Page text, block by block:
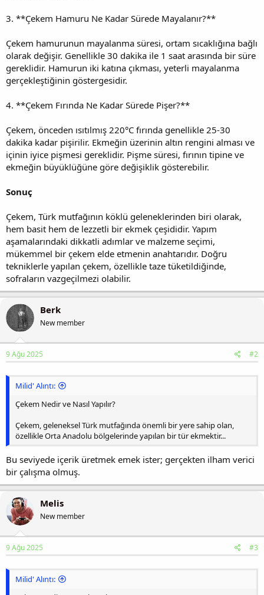
3. **Çekem Hamuru Ne Kadar Sürede Mayalanır?**
Çekem hamurunun mayalanma süresi, ortam sıcaklığına bağlı
olarak değişir. Genellikle 30 dakika ile 1 saat arasında bir süre
gereklidir. Hamurun iki katına çıkması, yeterli mayalanma
gerçekleştiğinin göstergesidir.
4. **Çekem Fırında Ne Kadar Sürede Pişer?**
Çekem, önceden ısıtılmış 220°C fırında genellikle 25-30
dakika kadar pişirilir. Ekmeğin üzerinin altın rengini alması ve
içinin iyice pişmesi gereklidir. Pişme süresi, fırının tipine ve
ekmeğin büyüklüğüne göre değişiklik gösterebilir.
Sonuç
Çekem, Türk mutfağının köklü geleneklerinden biri olarak,
hem basit hem de lezzetli bir ekmek çeşididir. Yapım
aşamalarındaki dikkatli adımlar ve malzeme seçimi,
mükemmel bir çekem elde etmenin anahtarıdır. Doğru
tekniklerle yapılan çekem, özellikle taze tüketildiğinde,
sofraların vazgeçilmezi olabilir.
Berk
New member
9 Ağu 2025 #2
Milid' Alıntı:
Çekem Nedir ve Nasıl Yapılır?
Çekem, geleneksel Türk mutfağında önemli bir yere sahip olan,
özellikle Orta Anadolu bölgelerinde yapılan bir tür ekmektir...
Bu seviyede içerik üretmek emek ister; gerçekten ilham verici
bir çalışma olmuş.
Melis
New member
9 Ağu 2025 #3
Milid' Alıntı: